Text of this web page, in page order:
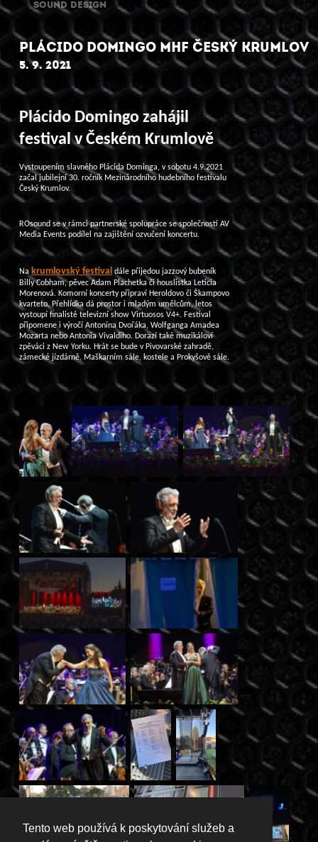
Tento web používá k poskytování služeb a
SOUND DESIGN
PLÁCIDO DOMINGO MHF ČESKÝ KRUMLOV
5. 9. 2021
Plácido Domingo zahájil
festival v Českém Krumlově
Vystoupením slavného Plácida Dominga, v sobotu 4.9.2021
začal jubilejní 30. ročník Mezinárodního hudebního festivalu
Český Krumlov.
ROsound se v rámci partnerské spolupráce se společností AV
Media Events podílel na zajištění ozvučení koncertu.
Na krumlovský festival dále přijedou jazzový bubeník
Billy Cobham, pěvec Adam Plachetka či houslistka Leticia
Morenová. Komorní koncerty připraví Heroldovo či Škampovo
kvarteto. Přehlídka dá prostor i mladým umělcům, letos
vystoupí finalisté televizní show Virtuosos V4+. Festival
připomene i výročí Antonína Dvořáka, Wolfganga Amadea
Mozarta nebo Antonia Vivaldiho. Dorazí také muzikáloví
zpěváci z New Yorku. Hrát se bude v Pivovarské zahradě,
zámecké jízdárně, Maškarním sále, kostele a Prokyšově sále.